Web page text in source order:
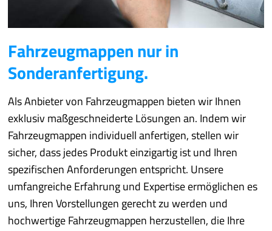
Fahrzeugmappen nur in
Sonderanfertigung.
Als Anbieter von Fahrzeugmappen bieten wir Ihnen
exklusiv maßgeschneiderte Lösungen an. Indem wir
Fahrzeugmappen individuell anfertigen, stellen wir
sicher, dass jedes Produkt einzigartig ist und Ihren
spezifischen Anforderungen entspricht. Unsere
umfangreiche Erfahrung und Expertise ermöglichen es
uns, Ihren Vorstellungen gerecht zu werden und
hochwertige Fahrzeugmappen herzustellen, die Ihre